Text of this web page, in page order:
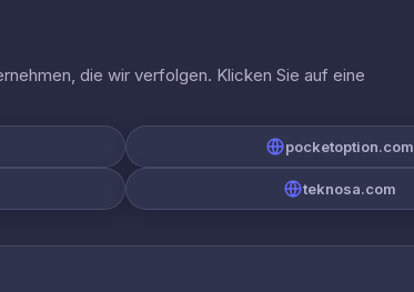
die wir verfolgen. Klicken Sie auf eine
pocketoption.com
teknosa.com